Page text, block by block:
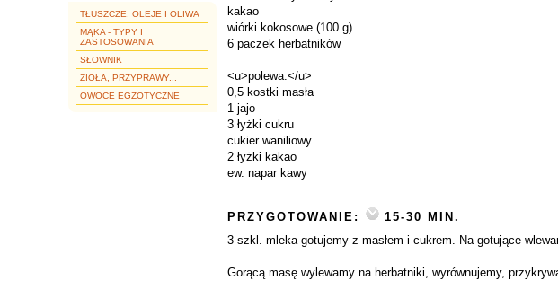
TŁUSZCZE, OLEJE I OLIWA
MĄKA - TYPY I
ZASTOSOWANIA
SŁOWNIK
ZIOŁA, PRZYPRAWY...
OWOCE EGZOTYCZNE
kakao
wiórki kokosowe (100 g)
6 paczek herbatników
<u>polewa:</u>
0,5 kostki masła
1 jajo
3 łyżki cukru
cukier waniliowy
2 łyżki kakao
ew. napar kawy
PRZYGOTOWANIE:
15-30 MIN.
3 szkl. mleka gotujemy z masłem i cukrem. Na gotujące
Gorącą masę wylewamy na herbatniki, wyrównujemy,